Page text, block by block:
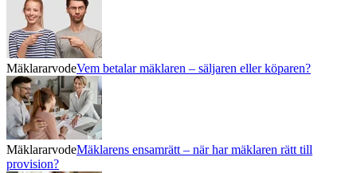
MäklararvodeVem betalar mäklaren – säljaren eller köparen?
MäklararvodeMäklarens ensamrätt – när har mäklaren rätt till
provision?